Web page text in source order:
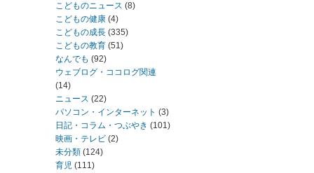
こどものニュース (8)
こどもの健康(4)
こどもの成長(335)
こどもの教育(51)
なんでも (92)
ウェブログ・ココログ関連
(14)
ニュース (22)
パソコン・インターネット (3)
日記・コラム・つぶやき (101)
映画・テレビ(2)
未分類(124)
育児(111)